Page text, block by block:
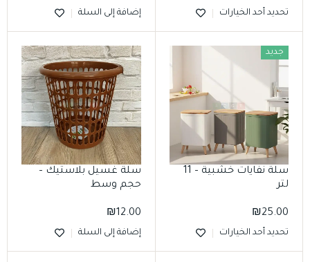
تحديد أحد الخيارات إضافة إلى السلة
سلة نفايات خشبية – 11
لتر
جديد
₪25.00
تحديد أحد الخيارات
سلة غسيل بلاستيك –
حجم وسط
₪12.00
إضافة إلى السلة